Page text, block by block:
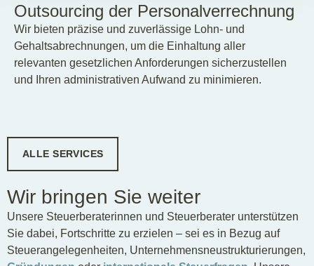
Outsourcing der Personalverrechnung
Wir bieten präzise und zuverlässige Lohn- und
Gehaltsabrechnungen, um die Einhaltung aller
relevanten gesetzlichen Anforderungen sicherzustellen
und Ihren administrativen Aufwand zu minimieren.
ALLE SERVICES
Wir bringen Sie weiter
Unsere Steuerberaterinnen und Steuerberater unterstützen
Sie dabei, Fortschritte zu erzielen – sei es in Bezug auf
Steuerangelegenheiten, Unternehmensneustrukturierungen,